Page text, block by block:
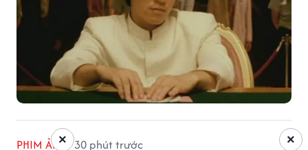
PHIM ẢNH 30 phút trước ×
×